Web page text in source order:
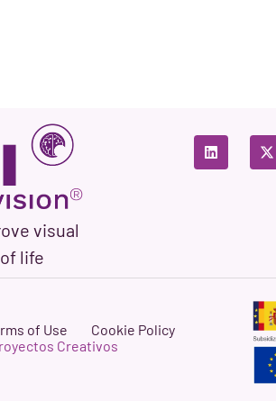
visual
life
of Use
Cookie Policy
Creativos